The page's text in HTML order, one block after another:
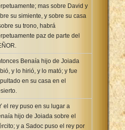
mas sobre David y
su simiente, y sobre su casa
su trono, habrá
paz de parte del
Benaía hijo de Joiada
y lo hirió, y lo mató; y fue
en su casa en el
el rey puso en su lugar a
hijo de Joiada sobre el
y a Sadoc puso el rey por